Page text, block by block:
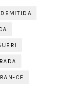
DEMITIDA
CE